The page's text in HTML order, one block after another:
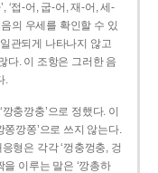
‘접-어, 굽-어, 재-어, 세-
의 우세를 확인할 수 있
관되게 나타나지 않고
다. 이 조항은 그러한 음
.
충깡충’으로 정했다. 이
쫑깡쫑’으로 쓰지 않는다.
형은 각각 ‘껑충껑충, 겅
을 이루는 말은 ‘깡총하